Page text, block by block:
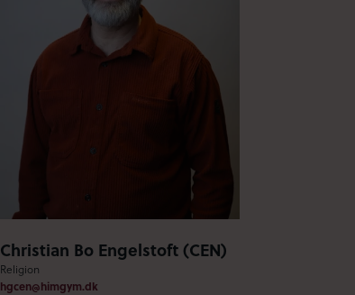
Christian Bo Engelstoft (CEN)
Religion
hgcen@himgym.dk